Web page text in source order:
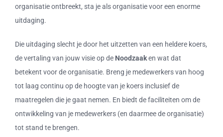
organisatie ontbreekt, sta je als organisatie voor een enorme
uitdaging.
Die uitdaging slecht je door het uitzetten van een heldere koers,
de vertaling van jouw visie op de Noodzaaken wat dat
betekent voor de organisatie. Breng je medewerkers van hoog
tot laag continu op de hoogte van je koers inclusief de
maatregelen die je gaat nemen. En biedt de faciliteiten om de
ontwikkeling van je medewerkers (en daarmee de organisatie)
tot stand te brengen.